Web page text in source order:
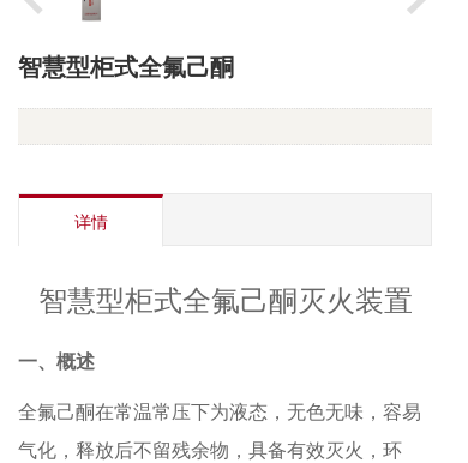
智慧型柜式全氟己酮
详情
智慧型柜式全氟己酮灭火装置
一、概述
全氟己酮在常温常压下为液态，无色无味，容易
气化，释放后不留残余物，具备有效灭火，环